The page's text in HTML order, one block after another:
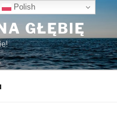
GŁĘBIĘ
Polish